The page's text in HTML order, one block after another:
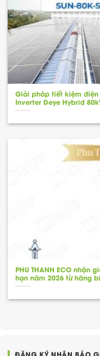
Giải pháp tiết kiệm điện
Inverter Deye Hybrid
PHU THANH ECO nhận
hạn năm 2026 từ hãng
ĐĂNG KÝ NHẬN BÁO